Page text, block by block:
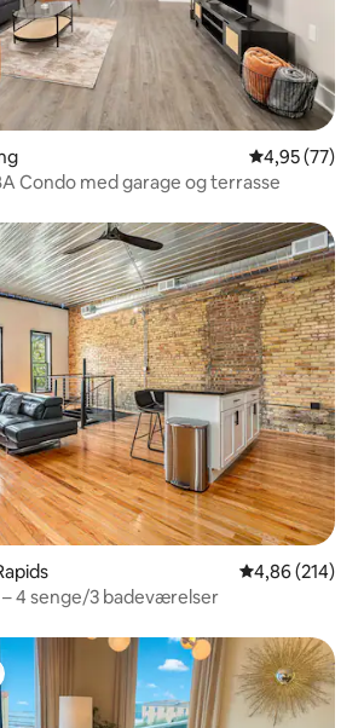
4,95 ud af 5 i
4,95 (77)
Condo med garage og terrasse
4,86 ud af 5 i
4,86 (214)
4 senge/3 badeværelser